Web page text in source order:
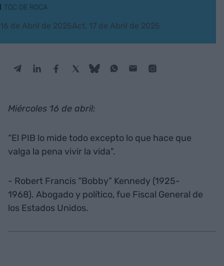
TOC DE ROCA
16 de Abril de 2025Act. 17 de Abril de 2025
Miércoles 16 de abril:
“El PIB lo mide todo excepto lo que hace que
valga la pena vivir la vida".
- Robert Francis “Bobby” Kennedy (1925-
1968). Abogado y político, fue Fiscal General de
los Estados Unidos.